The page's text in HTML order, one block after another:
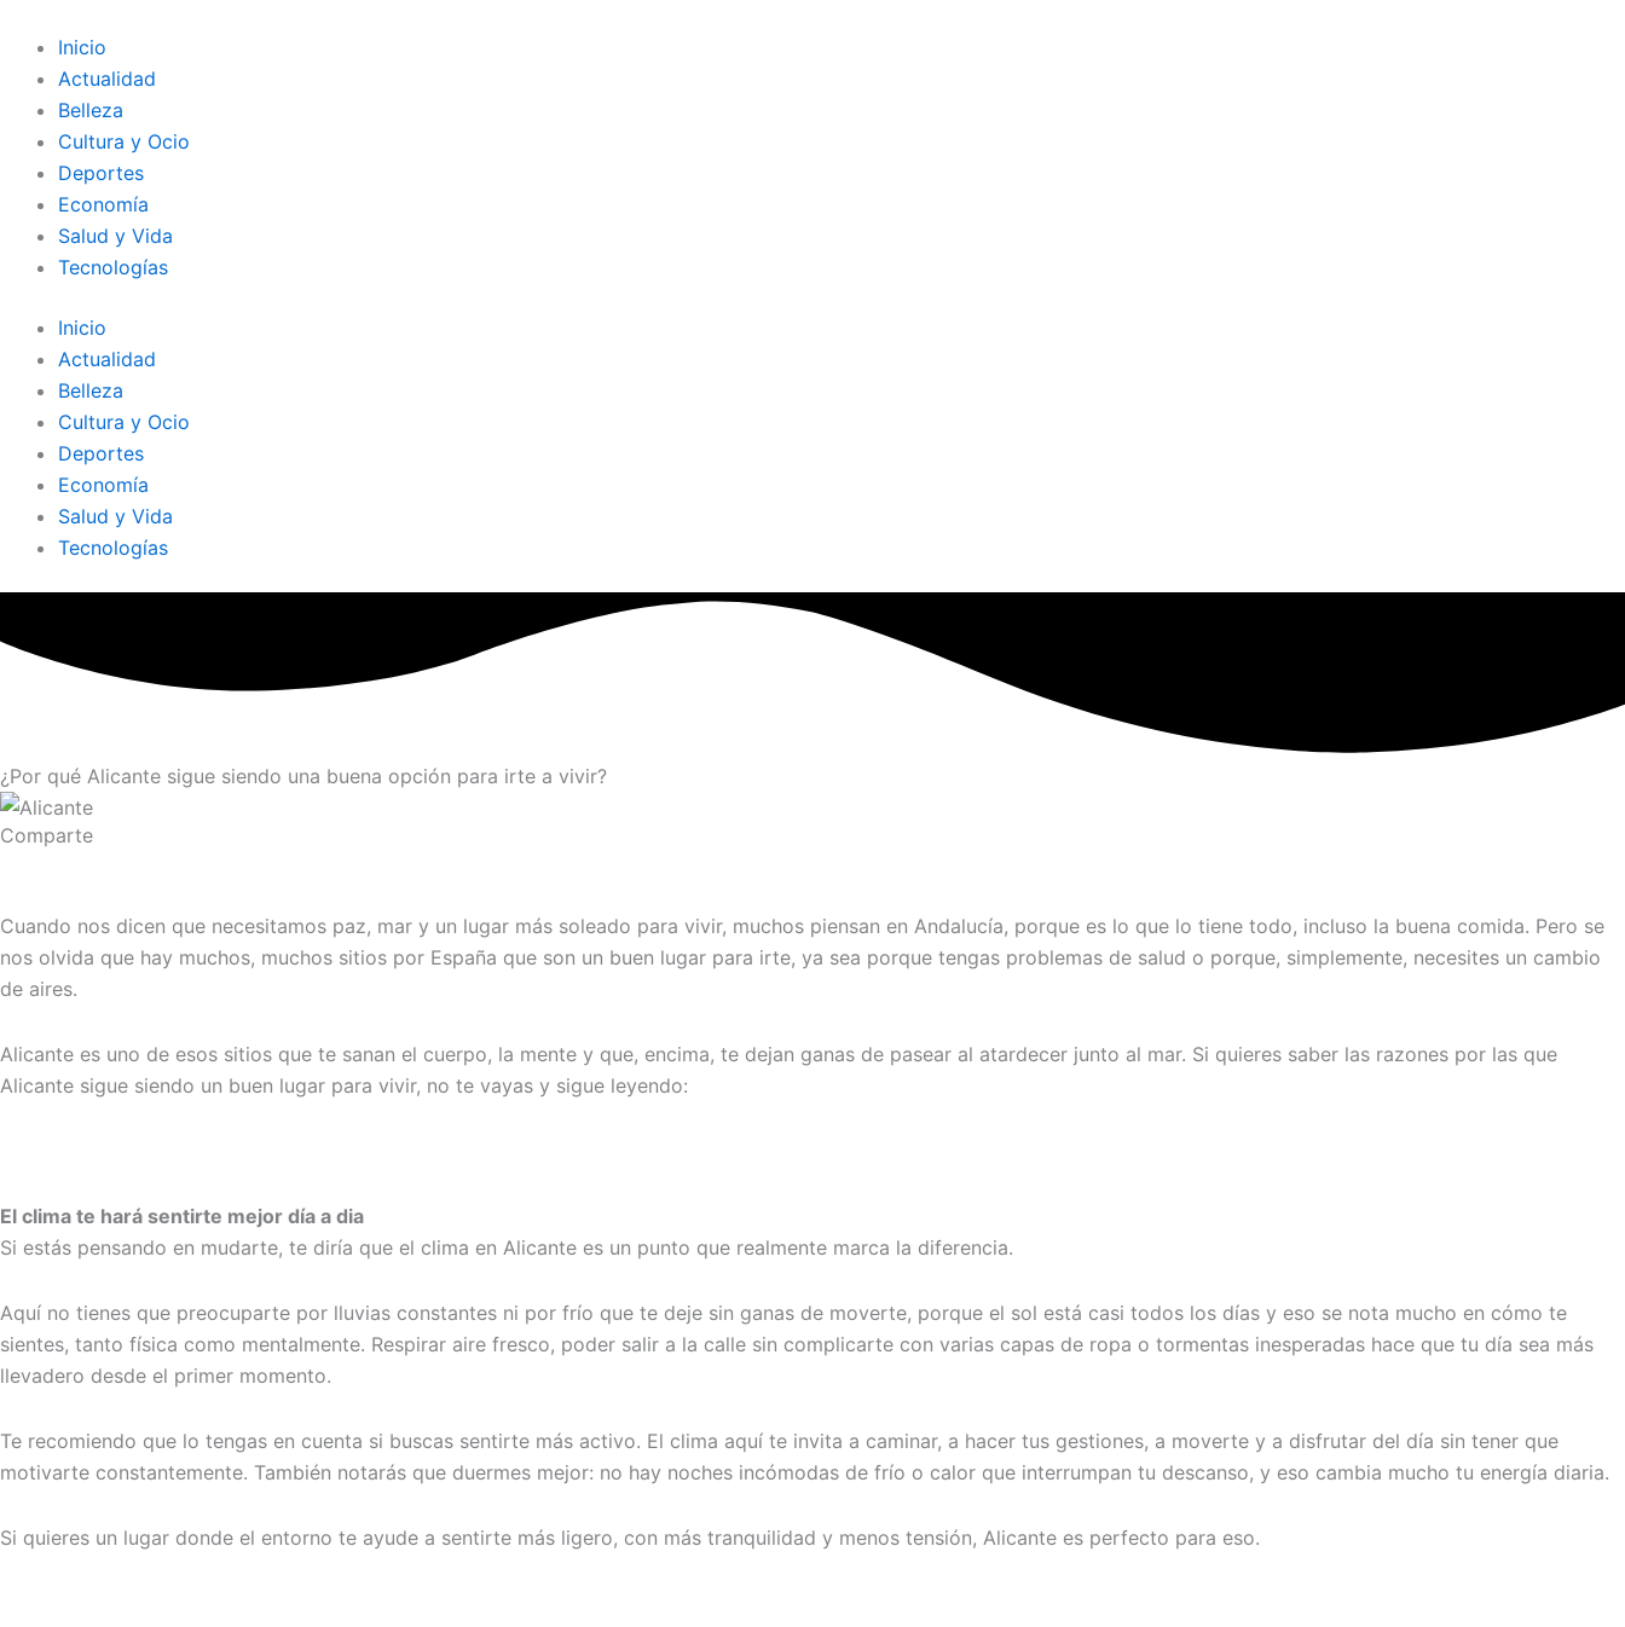
contenido
Inicio
Actualidad
Belleza
Cultura y Ocio
Deportes
Economía
Salud y Vida
Tecnologías
Inicio
Actualidad
Belleza
Cultura y Ocio
Deportes
Economía
Salud y Vida
Tecnologías
¿Por qué Alicante sigue siendo una buena opción para irte a vivir?
Comparte
Cuando nos dicen que necesitamos paz, mar y un lugar más soleado para vivir, muchos piensan en Andalucía, porque es lo que lo tiene todo, incluso la buena comida. Pero se
nos olvida que hay muchos, muchos sitios por España que son un buen lugar para irte, ya sea porque tengas problemas de salud o porque, simplemente, necesites un cambio
de aires.
Alicante es uno de esos sitios que te sanan el cuerpo, la mente y que, encima, te dejan ganas de pasear al atardecer junto al mar. Si quieres saber las razones por las que
Alicante sigue siendo un buen lugar para vivir, no te vayas y sigue leyendo:
El clima te hará sentirte mejor día a dia
Si estás pensando en mudarte, te diría que el clima en Alicante es un punto que realmente marca la diferencia.
Aquí no tienes que preocuparte por lluvias constantes ni por frío que te deje sin ganas de moverte, porque el sol está casi todos los días y eso se nota mucho en cómo te
sientes, tanto física como mentalmente. Respirar aire fresco, poder salir a la calle sin complicarte con varias capas de ropa o tormentas inesperadas hace que tu día sea más
llevadero desde el primer momento.
Te recomiendo que lo tengas en cuenta si buscas sentirte más activo. El clima aquí te invita a caminar, a hacer tus gestiones, a moverte y a disfrutar del día sin tener que
motivarte constantemente. También notarás que duermes mejor: no hay noches incómodas de frío o calor que interrumpan tu descanso, y eso cambia mucho tu energía diaria.
Si quieres un lugar donde el entorno te ayude a sentirte más ligero, con más tranquilidad y menos tensión, Alicante es perfecto para eso.